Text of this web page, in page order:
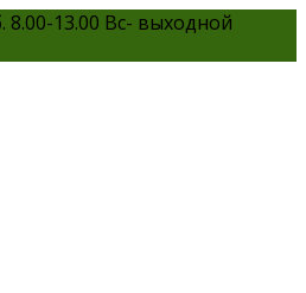
8.00-13.00 Вс- выходной